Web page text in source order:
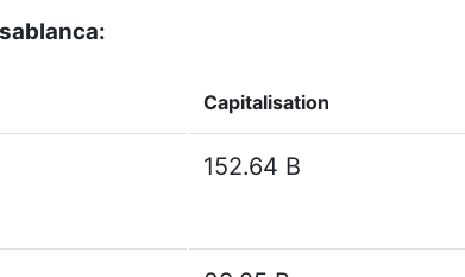
Capitalisation
152.64 B